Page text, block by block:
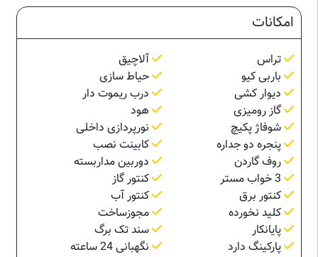
امکانات
تراس
آلاچیق
باربی کیو
حیاط سازی
دیوار کشی
درب ریموت دار
گاز رومیزی
هود
شوفاژ پکیچ
نورپردازی داخلی
پنجره دو جداره
کابینت نصب
روف گاردن
دوربین مداربسته
کنتور گاز
کنتور برق
کنتور آب
کلید نخورده
مجوزساخت
پایانکار
سند تک برگ
پارکینگ دارد
نگهبانی 24 ساعته